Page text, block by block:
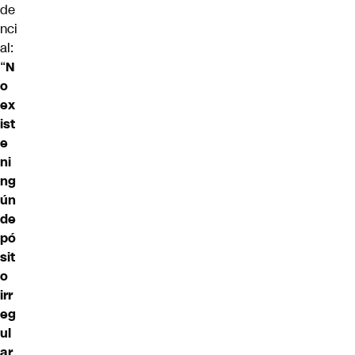
de
nci
al:
“N
o
ex
ist
e
ni
ng
ún
de
pó
sit
o
irr
eg
ul